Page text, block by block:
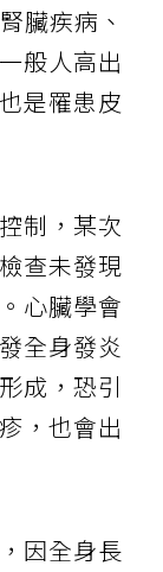
臟疾病、
般人高出
是罹患皮
制，某次
查未發現
心臟學會
全身發炎
成，恐引
，也會出
因全身長